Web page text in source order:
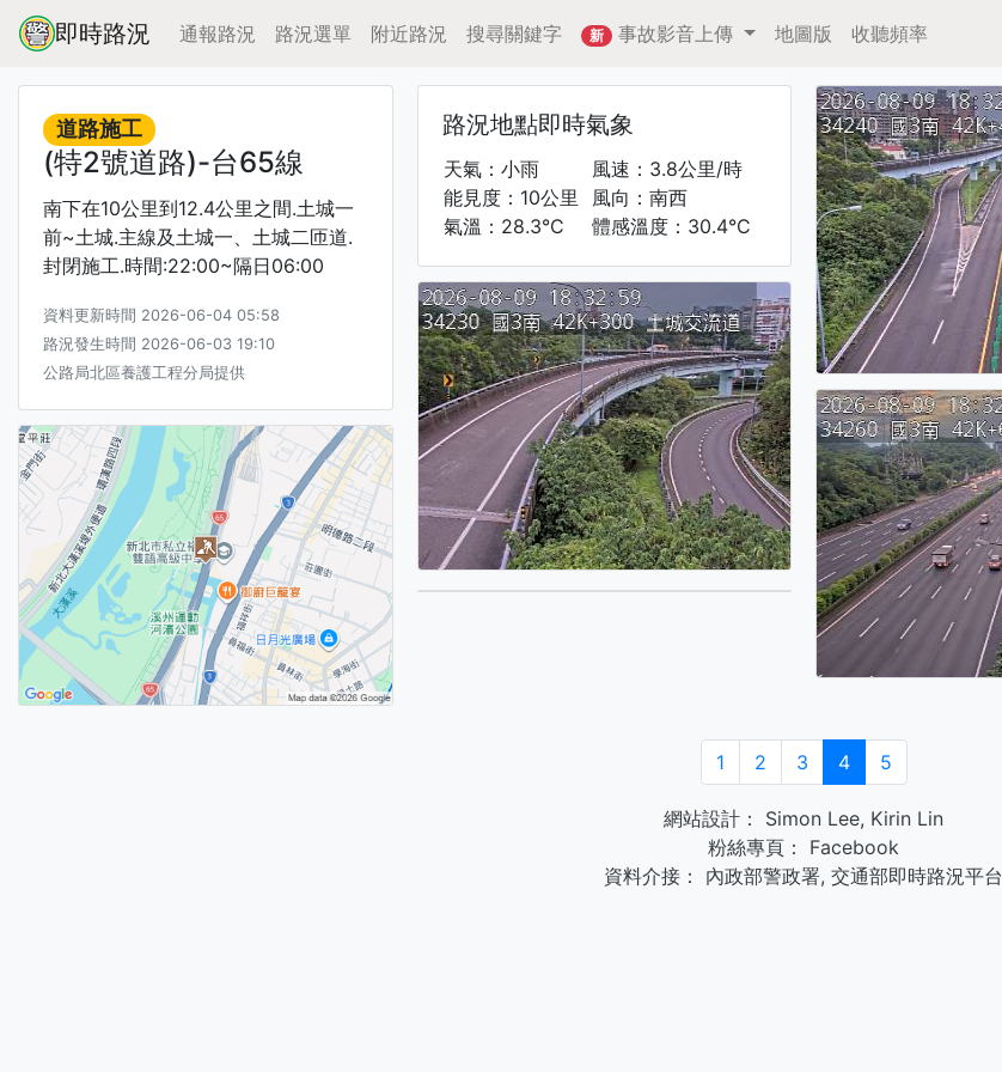
即時路況 通報路況 路況選單 附近路況 搜尋關鍵字 新 事故影音上傳 地圖版 收聽頻率
道路施工
(特2號道路)-台65線
南下在10公里到12.4公里之間.土城一
前~土城.主線及土城一、土城二匝道.
封閉施工.時間:22:00~隔日06:00
資料更新時間 2026-06-04 05:58
路況發生時間 2026-06-03 19:10
公路局北區養護工程分局提供
路況地點即時氣象
天氣：小雨
能見度：10公里
氣溫：28.3°C
風速：3.8公里/時
風向：南西
體感溫度：30.4°C
1 2 3 4 5
網站設計： Simon Lee, Kirin Lin
粉絲專頁：
Facebook
資料介接：
內政部警政署, 交通部即時路況平台